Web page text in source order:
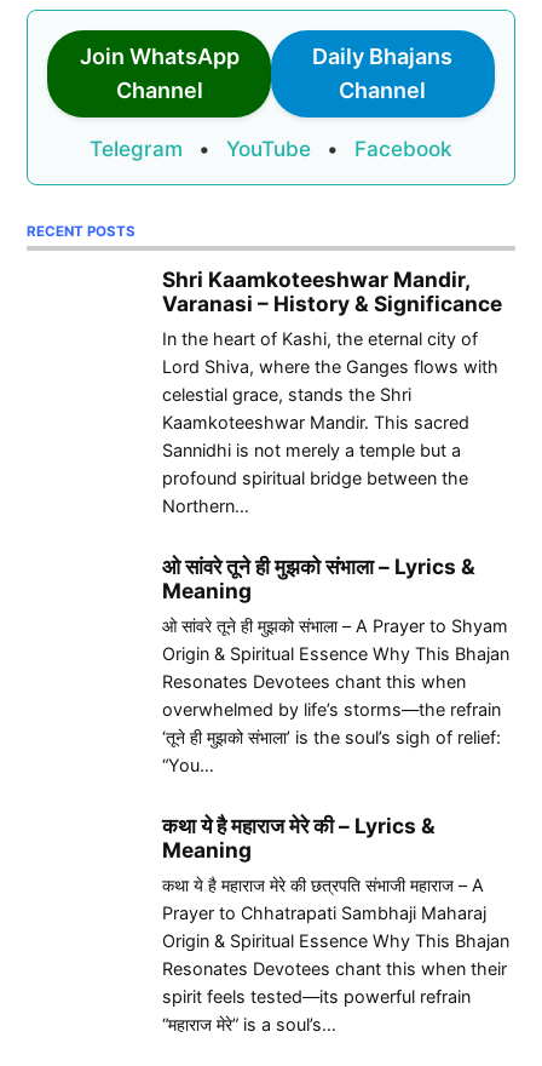
Join WhatsApp
Channel
Daily Bhajans
Channel
Telegram • YouTube • Facebook
RECENT POSTS
Shri Kaamkoteeshwar Mandir,
Varanasi – History & Significance
In the heart of Kashi, the eternal city of
Lord Shiva, where the Ganges flows with
celestial grace, stands the Shri
Kaamkoteeshwar Mandir. This sacred
Sannidhi is not merely a temple but a
profound spiritual bridge between the
Northern…
ओ सांवरे तूने ही मुझको संभाला – Lyrics &
Meaning
ओ सांवरे तूने ही मुझको संभाला – A Prayer to Shyam
Origin & Spiritual Essence Why This Bhajan
Resonates Devotees chant this when
overwhelmed by life’s storms—the refrain
‘तूने ही मुझको संभाला’ is the soul’s sigh of relief:
“You…
कथा ये है महाराज मेरे की – Lyrics &
Meaning
कथा ये है महाराज मेरे की छत्रपति संभाजी महाराज – A
Prayer to Chhatrapati Sambhaji Maharaj
Origin & Spiritual Essence Why This Bhajan
Resonates Devotees chant this when their
spirit feels tested—its powerful refrain
“महाराज मेरे” is a soul’s…